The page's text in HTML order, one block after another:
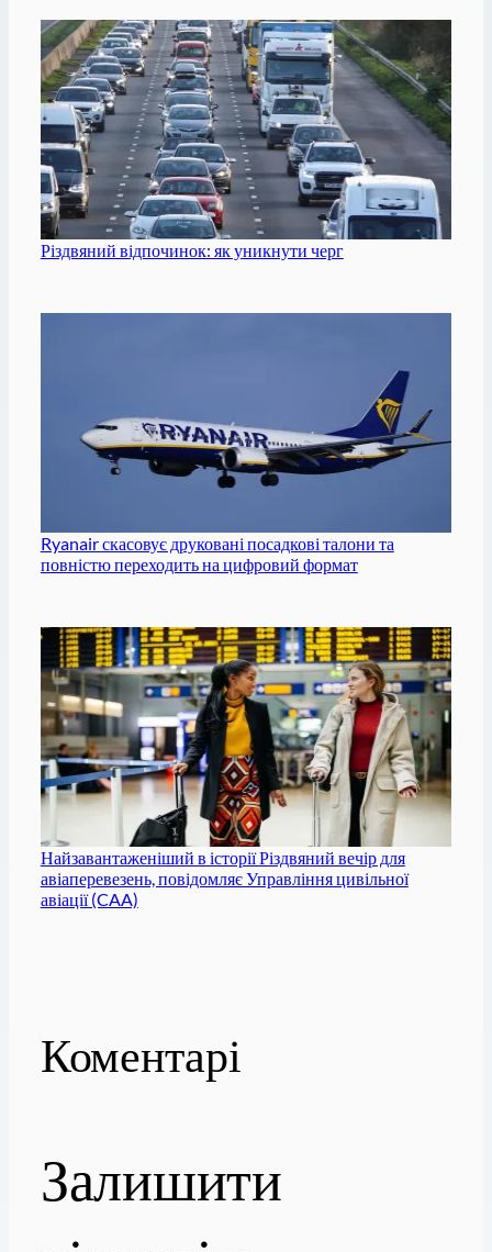
Різдвяний відпочинок: як уникнути черг
Ryanair скасовує друковані посадкові талони та
повністю переходить на цифровий формат
Найзавантаженіший в історії Різдвяний вечір для
авіаперевезень, повідомляє Управління цивільної
авіації (CAA)
Коментарі
Залишити